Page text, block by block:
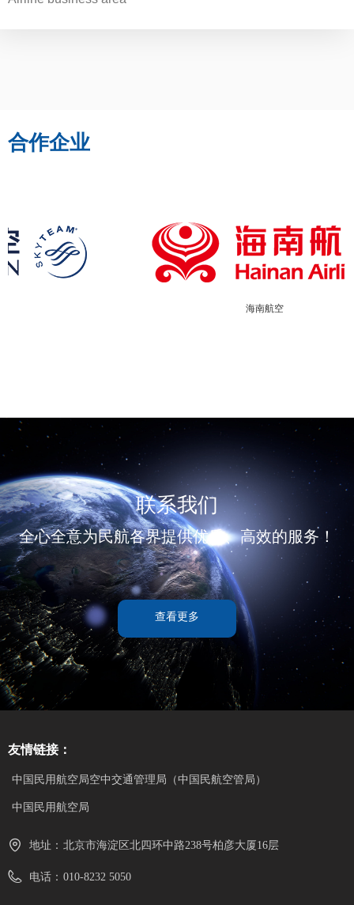
联系我们
全心全意为民航各界提供优质、高效的服务！
查看更多
合作企业
海南航空
地址： 北京市海淀区北四环中路238号柏彦大厦16层
电话： 010-8232 5050
中国民用航空局空中交通管理局（中国民航空管局）
中国民用航空局
友情链接：